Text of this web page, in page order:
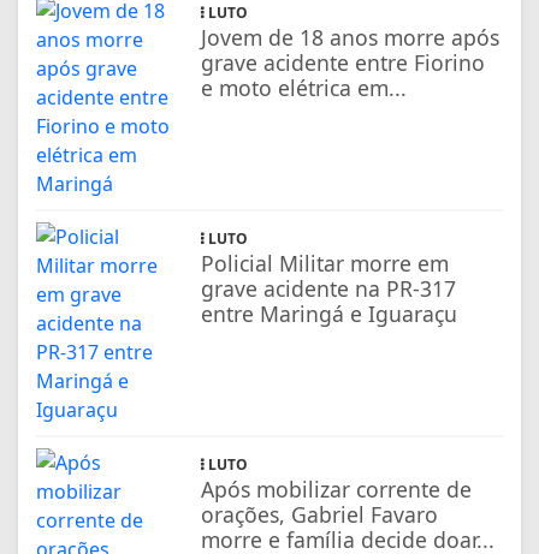
LUTO
Jovem de 18 anos morre após
grave acidente entre Fiorino
e moto elétrica em...
LUTO
Policial Militar morre em
grave acidente na PR-317
entre Maringá e Iguaraçu
LUTO
Após mobilizar corrente de
orações, Gabriel Favaro
morre e família decide doar...